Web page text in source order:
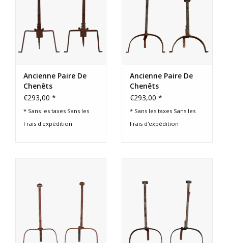
Ancienne Paire De
Chenêts
€293,00 *
* Sans les taxes Sans les
Frais d'expédition
Ancienne Paire De
Chenêts
€293,00 *
* Sans les taxes Sans les
Frais d'expédition